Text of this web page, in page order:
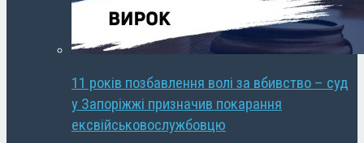
11 років позбавлення волі за вбивство – суд
у Запоріжжі призначив покарання
ексвійськовослужбовцю